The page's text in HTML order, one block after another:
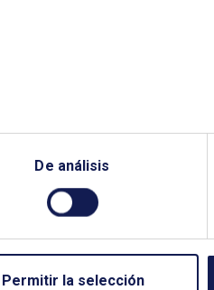
De análisis
Permitir la selección
EN CONTACTO CON
MÁS